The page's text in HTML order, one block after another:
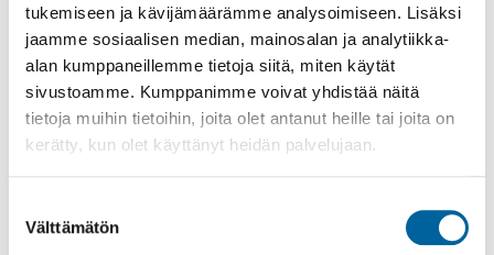
tukemiseen ja kävijämäärämme analysoimiseen. Lisäksi
jaamme sosiaalisen median, mainosalan ja analytiikka-
alan kumppaneillemme tietoja siitä, miten käytät
sivustoamme. Kumppanimme voivat yhdistää näitä
tietoja muihin tietoihin, joita olet antanut heille tai joita on
kerätty, kun olet käyttänyt heidän palvelujaan.
valinta
Välttämätön